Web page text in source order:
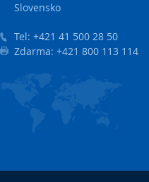
Slovensko
Tel: +421 41 500 28 50
Zdarma: +421 800 113 114